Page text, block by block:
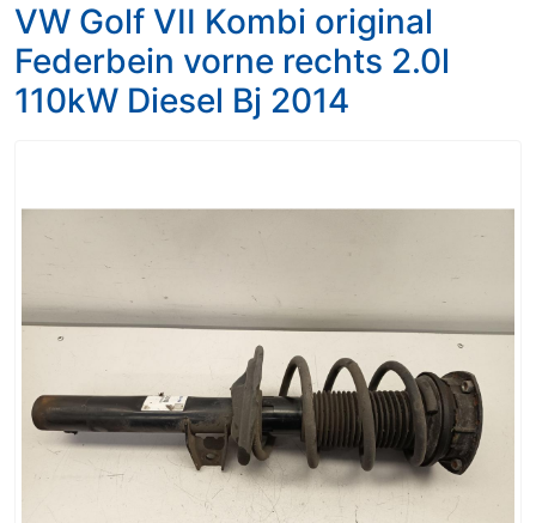
VW Golf VII Kombi original
Federbein vorne rechts 2.0l
110kW Diesel Bj 2014